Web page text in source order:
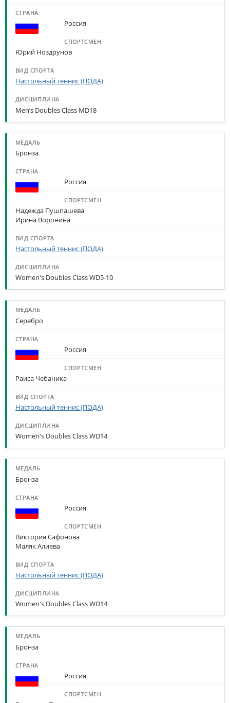
Россия
Юрий Ноздрунов
Настольный теннис (ПОДА)
Men’s Doubles Class MD18
Бронза
Россия
Надежда Пушпашева
Ирина Воронина
Настольный теннис (ПОДА)
Women's Doubles Class WD5-10
Серебро
Россия
Раиса Чебаника
Настольный теннис (ПОДА)
Women's Doubles Class WD14
Бронза
Россия
Виктория Сафонова
Маляк Алиева
Настольный теннис (ПОДА)
Women's Doubles Class WD14
Бронза
Россия